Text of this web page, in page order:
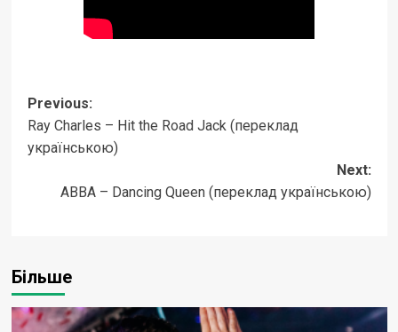
Post
navigation
Previous:
Ray Charles – Hit the Road Jack (переклад
українською)
Next:
ABBA – Dancing Queen (переклад українською)
Більше